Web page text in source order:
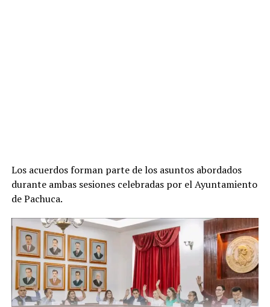
Los acuerdos forman parte de los asuntos abordados
durante ambas sesiones celebradas por el Ayuntamiento
de Pachuca.